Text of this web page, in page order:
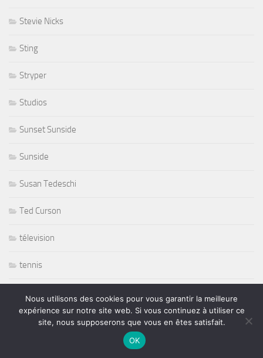
Stevie Nicks
Sting
Stryper
Studios
Sunset Sunside
Sunside
Susan Tedeschi
Ted Curson
télevision
tennis
The Japonese Pop Stars
Nous utilisons des cookies pour vous garantir la meilleure
expérience sur notre site web. Si vous continuez à utiliser ce
site, nous supposerons que vous en êtes satisfait.
OK